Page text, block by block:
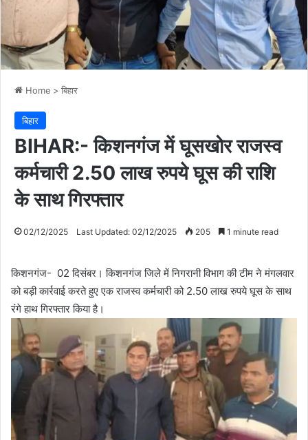
Home > बिहार
बिहार
BIHAR:- किशनगंज में घूसखोर राजस्व
कर्मचारी 2.50 लाख रुपये घूस की राशि
के साथ गिरफ्तार
02/12/2025 Last Updated: 02/12/2025 205 1 minute read
किशनगंज- 02 दिसंबर। किशनगंज जिले में निगरानी विभाग की टीम ने मंगलवार
को बड़ी कार्रवाई करते हुए एक राजस्व कर्मचारी को 2.50 लाख रुपये घूस के साथ
रंगे हाथ गिरफ्तार किया है।